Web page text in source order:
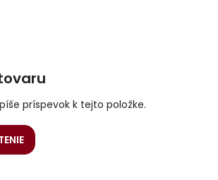
príspevok k tejto položke.